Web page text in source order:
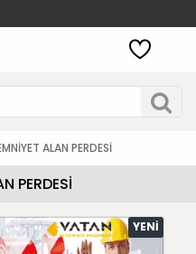
ALAN PERDESİ
PERDESİ
YENI